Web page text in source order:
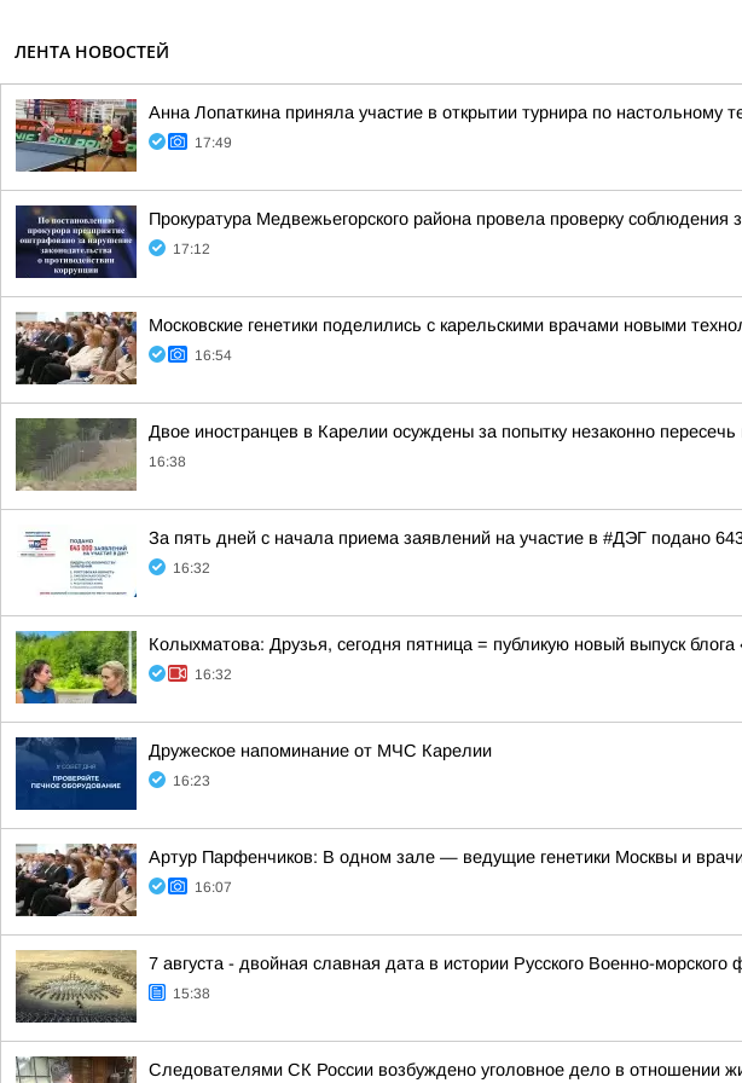
ЛЕНТА НОВОСТЕЙ
Анна Лопаткина приняла участие в открытии турнира по настольному
17:49
Прокуратура Медвежьегорского района провела проверку соблюдения
17:12
Московские генетики поделились с карельскими врачами новыми
16:54
Двое иностранцев в Карелии осуждены за попытку незаконно пересечь
16:38
За пять дней с начала приема заявлений на участие в #ДЭГ подано
16:32
Колыхматова: Друзья, сегодня пятница = публикую новый выпуск блога
16:32
Дружеское напоминание от МЧС Карелии
16:23
Артур Парфенчиков: В одном зале — ведущие генетики Москвы и врачи
16:07
7 августа - двойная славная дата в истории Русского Военно-морского
15:38
Следователями СК России возбуждено уголовное дело в отношении